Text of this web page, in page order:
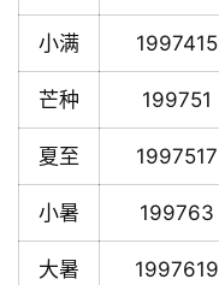
小满 1997415
芒种 199751
夏至 1997517
小暑 199763
大暑 1997619